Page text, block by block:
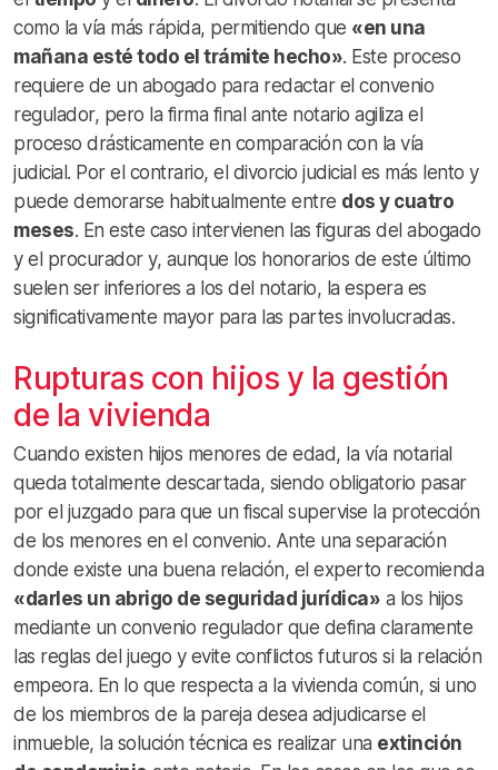
como la vía más rápida, permitiendo que «en una
mañana esté todo el trámite hecho». Este proceso
requiere de un abogado para redactar el convenio
regulador, pero la firma final ante notario agiliza el
proceso drásticamente en comparación con la vía
judicial. Por el contrario, el divorcio judicial es más lento y
puede demorarse habitualmente entre dos y cuatro
meses. En este caso intervienen las figuras del abogado
y el procurador y, aunque los honorarios de este último
suelen ser inferiores a los del notario, la espera es
significativamente mayor para las partes involucradas.
Rupturas con hijos y la gestión
de la vivienda
Cuando existen hijos menores de edad, la vía notarial
queda totalmente descartada, siendo obligatorio pasar
por el juzgado para que un fiscal supervise la protección
de los menores en el convenio. Ante una separación
donde existe una buena relación, el experto recomienda
«darles un abrigo de seguridad jurídica» a los hijos
mediante un convenio regulador que defina claramente
las reglas del juego y evite conflictos futuros si la relación
empeora. En lo que respecta a la vivienda común, si uno
de los miembros de la pareja desea adjudicarse el
inmueble, la solución técnica es realizar una extinción